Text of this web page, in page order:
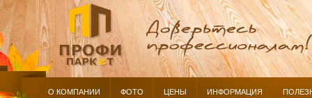
О КОМПАНИИ ФОТО ЦЕНЫ ИНФОРМАЦИЯ